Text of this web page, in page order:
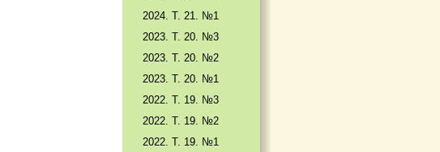
2024. Т. 21. №1
2023. Т. 20. №3
2023. Т. 20. №2
2023. Т. 20. №1
2022. Т. 19. №3
2022. Т. 19. №2
2022. Т. 19. №1